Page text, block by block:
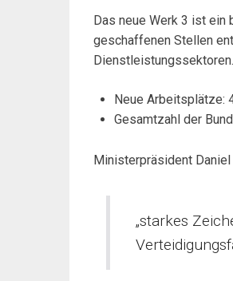
Das neue Werk 3 ist
geschaffenen Stellen
Dienstleistungssektoren.
Neue Arbeitsplätze:
Gesamtzahl der
Ministerpräsident
„starkes